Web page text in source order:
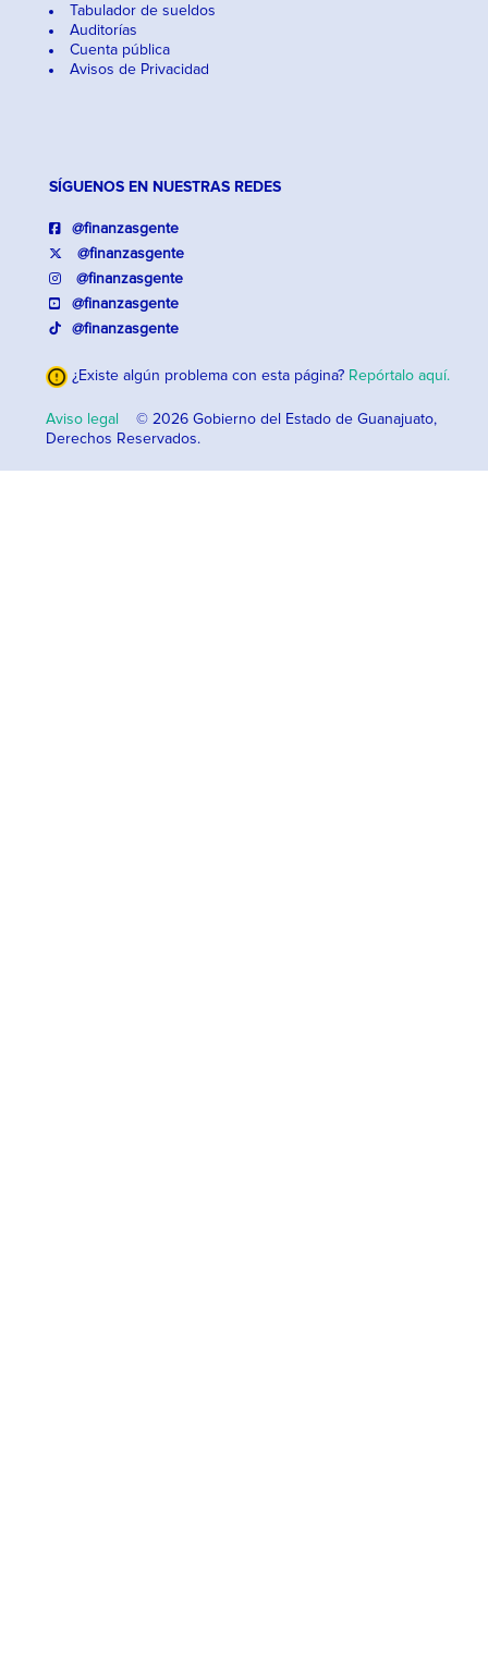
Tabulador de sueldos
Auditorías
Cuenta pública
Avisos de Privacidad
SÍGUENOS EN NUESTRAS REDES
@finanzasgente
@finanzasgente
@finanzasgente
@finanzasgente
@finanzasgente
¿Existe algún problema con esta página? Repórtalo aquí.
Aviso legal
© 2026 Gobierno del Estado de Guanajuato,
Derechos Reservados.